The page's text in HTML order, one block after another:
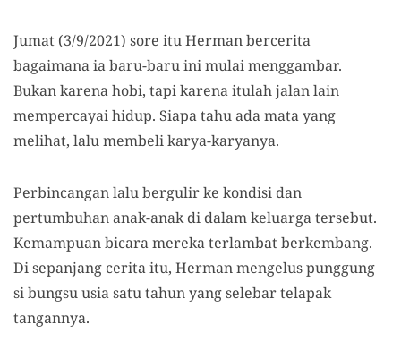
Jumat (3/9/2021) sore ituHerman bercerita
bagaimana ia baru-baru ini mulai menggambar.
Bukan karena hobi, tapi karena itulah jalan lain
mempercayai hidup. Siapa tahu ada mata yang
melihat, lalu membeli karya-karyanya.
Perbincangan lalu bergulir ke kondisi dan
pertumbuhan anak-anak di dalam keluarga tersebut.
Kemampuan bicara mereka terlambat berkembang.
Di sepanjang cerita itu, Herman mengelus punggung
si bungsu usia satu tahun yang selebar telapak
tangannya.